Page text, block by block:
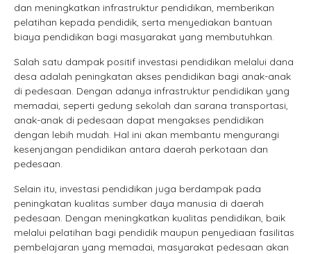
dan meningkatkan infrastruktur pendidikan, memberikan
pelatihan kepada pendidik, serta menyediakan bantuan
biaya pendidikan bagi masyarakat yang membutuhkan.
Salah satu dampak positif investasi pendidikan melalui dana
desa adalah peningkatan akses pendidikan bagi anak-anak
di pedesaan. Dengan adanya infrastruktur pendidikan yang
memadai, seperti gedung sekolah dan sarana transportasi,
anak-anak di pedesaan dapat mengakses pendidikan
dengan lebih mudah. Hal ini akan membantu mengurangi
kesenjangan pendidikan antara daerah perkotaan dan
pedesaan.
Selain itu, investasi pendidikan juga berdampak pada
peningkatan kualitas sumber daya manusia di daerah
pedesaan. Dengan meningkatkan kualitas pendidikan, baik
melalui pelatihan bagi pendidik maupun penyediaan fasilitas
pembelajaran yang memadai, masyarakat pedesaan akan